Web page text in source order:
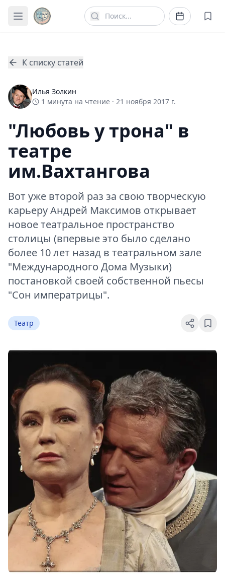
К списку статей
Илья Золкин
1 минута на чтение · 21 ноября 2017 г.
"Любовь у трона" в
театре
им.Вахтангова
Вот уже второй раз за свою творческую
карьеру Андрей Максимов открывает
новое театральное пространство
столицы (впервые это было сделано
более 10 лет назад в театральном зале
"Международного Дома Музыки)
постановкой своей собственной пьесы
"Сон императрицы".
Театр